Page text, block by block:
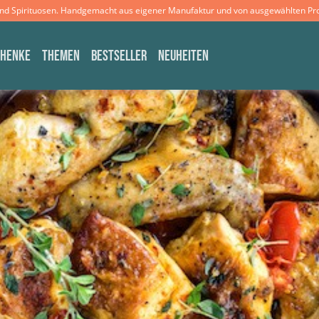
Spirituosen. Handgemacht aus eigener Manufaktur und von ausgewählten
THEMEN BESTSELLER NEUHEITEN